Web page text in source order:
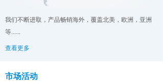
我们不断进取，产品畅销海外，覆盖北美，欧洲，亚洲
等......
查看更多
市场活动